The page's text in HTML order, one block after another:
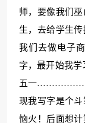
师，要像我们
生，去给学生
我们去做电子
字，最开始我学
五一………………”
现我写字是个
恼火！后面想